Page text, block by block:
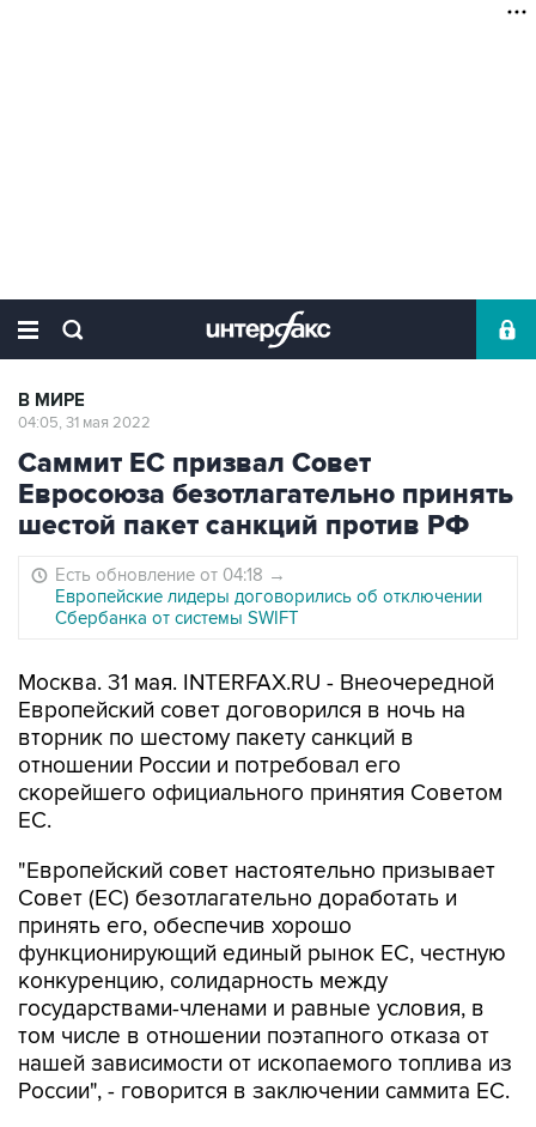
В МИРЕ
04:05, 31 мая 2022
Саммит ЕС призвал Совет
Евросоюза безотлагательно принять
шестой пакет санкций против РФ
Есть обновление от 04:18 →
Европейские лидеры договорились об отключении
Сбербанка от системы SWIFT
Москва. 31 мая. INTERFAX.RU - Внеочередной
Европейский совет договорился в ночь на
вторник по шестому пакету санкций в
отношении России и потребовал его
скорейшего официального принятия Советом
ЕС.
"Европейский совет настоятельно призывает
Совет (ЕС) безотлагательно доработать и
принять его, обеспечив хорошо
функционирующий единый рынок ЕС, честную
конкуренцию, солидарность между
государствами-членами и равные условия, в
том числе в отношении поэтапного отказа от
нашей зависимости от ископаемого топлива из
России", - говорится в заключении саммита ЕС.